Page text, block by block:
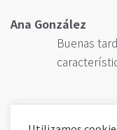
Ana González
Buenas